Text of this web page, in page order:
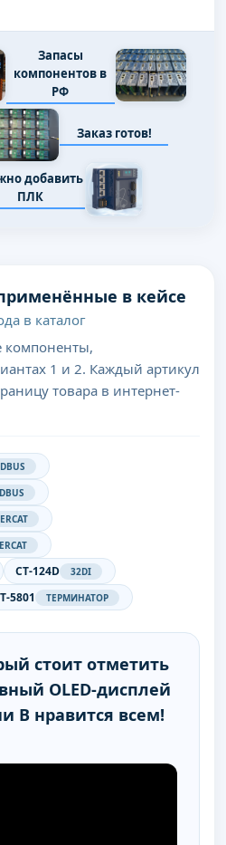
Запасы
компонентов в
РФ
Заказ готов!
добавить
ПЛК
в кейсе
в каталог
компоненты,
1 и 2. Каждый артикул
товара в интернет-
CT-124D 32DI
5801 ТЕРМИНАТОР
стоит отметить
OLED-дисплей
B нравится всем!